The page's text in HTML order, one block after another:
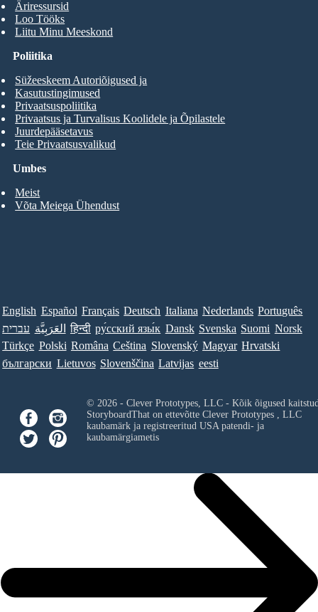
Äriressursid
Loo Tööks
Liitu Minu Meeskond
Umbes
Meist
Võta Meiega Ühendust
Poliitika
Süžeeskeem Autoriõigused ja
Kasutustingimused
Privaatsuspoliitika
Privaatsus ja Turvalisus Koolidele ja Õpilastele
Juurdepääsetavus
Teie Privaatsusvalikud
English Español Français Deutsch Italiana Nederlands Português
עברית العَرَبِيَّة हिन्दी ру́сский язы́к Dansk Svenska Suomi Norsk
Türkçe Polski Româna Ceština Slovenský Magyar Hrvatski
български Lietuvos Slovenščina Latvijas eesti
© 2026 - Clever Prototypes, LLC - Kõik õigused
StoryboardThat on ettevõtte Clever Prototypes , LLC
kaubamärk ja registreeritud USA patendi- ja
kaubamärgiametis